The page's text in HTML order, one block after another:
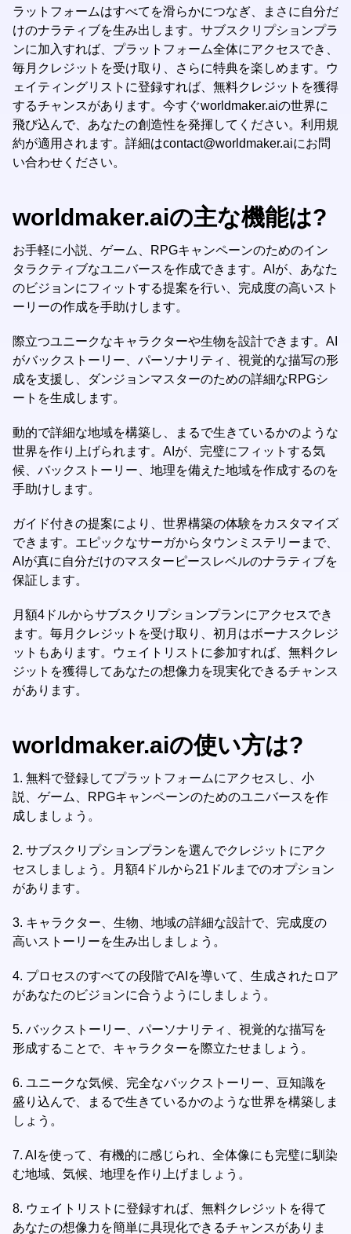
ラットフォームはすべてを滑らかにつなぎ、まさに自分だ
けのナラティブを生み出します。サブスクリプションプラ
ンに加入すれば、プラットフォーム全体にアクセスでき、
毎月クレジットを受け取り、さらに特典を楽しめます。ウ
ェイティングリストに登録すれば、無料クレジットを獲得
するチャンスがあります。今すぐworldmaker.aiの世界に
飛び込んで、あなたの創造性を発揮してください。利用規
約が適用されます。詳細はcontact@worldmaker.aiにお問
い合わせください。
worldmaker.aiの主な機能は?
お手軽に小説、ゲーム、RPGキャンペーンのためのイン
タラクティブなユニバースを作成できます。AIが、あなた
のビジョンにフィットする提案を行い、完成度の高いスト
ーリーの作成を手助けします。
際立つユニークなキャラクターや生物を設計できます。AI
がバックストーリー、パーソナリティ、視覚的な描写の形
成を支援し、ダンジョンマスターのための詳細なRPGシ
ートを生成します。
動的で詳細な地域を構築し、まるで生きているかのような
世界を作り上げられます。AIが、完璧にフィットする気
候、バックストーリー、地理を備えた地域を作成するのを
手助けします。
ガイド付きの提案により、世界構築の体験をカスタマイズ
できます。エピックなサーガからタウンミステリーまで、
AIが真に自分だけのマスターピースレベルのナラティブを
保証します。
月額4ドルからサブスクリプションプランにアクセスでき
ます。毎月クレジットを受け取り、初月はボーナスクレジ
ットもあります。ウェイトリストに参加すれば、無料クレ
ジットを獲得してあなたの想像力を現実化できるチャンス
があります。
worldmaker.aiの使い方は?
1. 無料で登録してプラットフォームにアクセスし、小
説、ゲーム、RPGキャンペーンのためのユニバースを作
成しましょう。
2. サブスクリプションプランを選んでクレジットにアク
セスしましょう。月額4ドルから21ドルまでのオプション
があります。
3. キャラクター、生物、地域の詳細な設計で、完成度の
高いストーリーを生み出しましょう。
4. プロセスのすべての段階でAIを導いて、生成されたロア
があなたのビジョンに合うようにしましょう。
5. バックストーリー、パーソナリティ、視覚的な描写を
形成することで、キャラクターを際立たせましょう。
6. ユニークな気候、完全なバックストーリー、豆知識を
盛り込んで、まるで生きているかのような世界を構築しま
しょう。
7. AIを使って、有機的に感じられ、全体像にも完璧に馴染
む地域、気候、地理を作り上げましょう。
8. ウェイトリストに登録すれば、無料クレジットを得て
あなたの想像力を簡単に具現化できるチャンスがありま